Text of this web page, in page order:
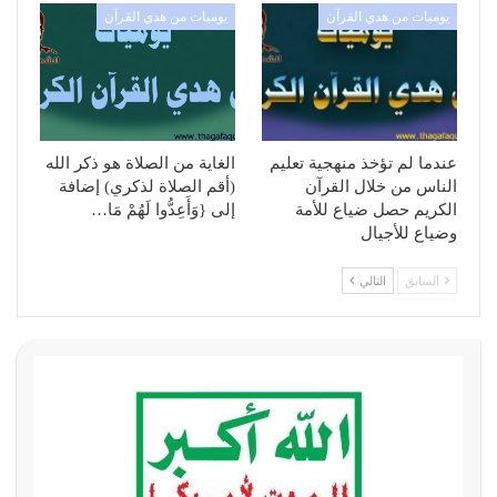
يوميات من هدي القرآن
عندما لم تؤخذ منهجية تعليم
الناس من خلال القرآن
الكريم حصل ضياع للأمة
وضياع للأجيال
يوميات من هدي القرآن
الغاية من الصلاة هو ذكر الله
(أقم الصلاة لذكري) إضافة
إلى {وَأَعِدُّوا لَهُمْ مَا…
السابق التالي